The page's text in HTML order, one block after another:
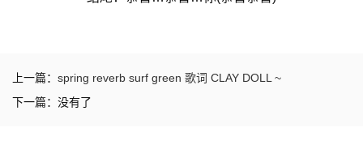
上一篇： spring reverb surf green 歌词 CLAY DOLL ~
下一篇：没有了